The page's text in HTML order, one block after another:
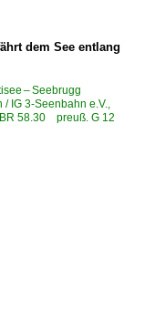
dem See entlang
– Seebrugg
IG 3-Seenbahn e.V.,
BR 58.30 preuß. G 12